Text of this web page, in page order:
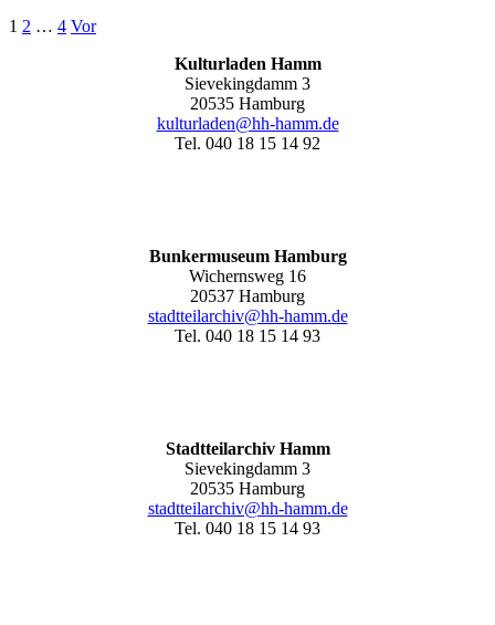
1 2 … 4 Vor
Kulturladen Hamm
Sievekingdamm 3
20535 Hamburg
kulturladen@hh-hamm.de
Tel. 040 18 15 14 92
Bunkermuseum Hamburg
Wichernsweg 16
20537 Hamburg
stadtteilarchiv@hh-hamm.de
Tel. 040 18 15 14 93
Stadtteilarchiv Hamm
Sievekingdamm 3
20535 Hamburg
stadtteilarchiv@hh-hamm.de
Tel. 040 18 15 14 93